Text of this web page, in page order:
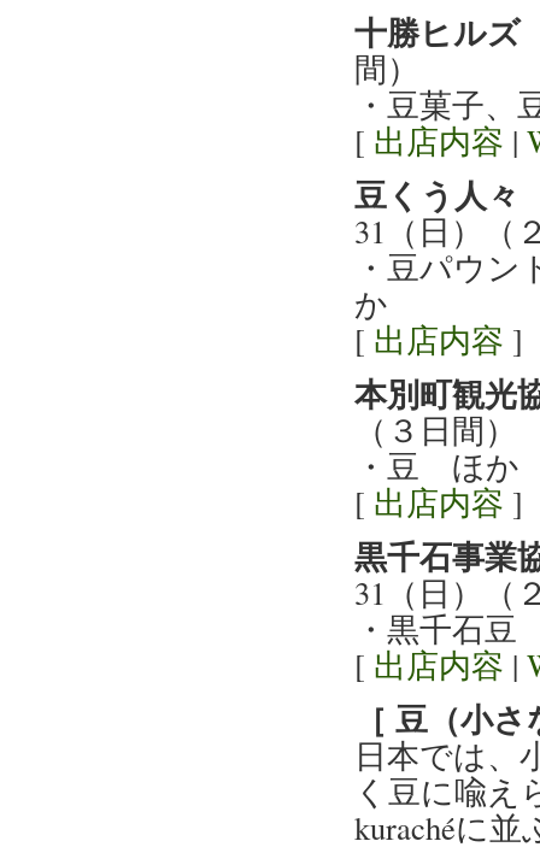
十勝ヒルズ
間）
・豆菓子
[ 出店内容 |
豆くう人々
31（日）（
・豆パウ
か
[ 出店内容 ]
本別町観光
（３日間）
・豆 ほか
[ 出店内容 ]
黒千石事業
31（日）（
・黒千石
[ 出店内容 |
［ 豆（小
日本では、
く豆に喩え
kurachéに